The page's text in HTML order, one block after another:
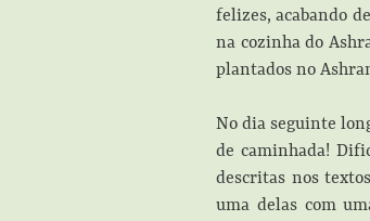
felizes, acabando
na cozinha do
plantados no
No dia seguinte
de caminhada!
descritas nos
uma delas com